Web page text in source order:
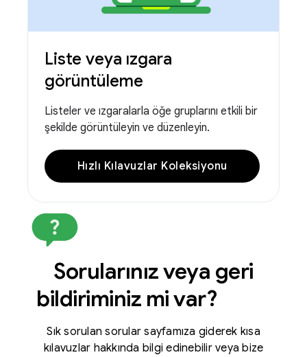
Liste veya ızgara
görüntüleme
Listeler ve ızgaralarla öğe gruplarını etkili bir
şekilde görüntüleyin ve düzenleyin.
Hızlı Kılavuzlar Koleksiyonu
Sorularınız veya geri
bildiriminiz mi var?
Sık sorulan sorular sayfamıza giderek kısa
kılavuzlar hakkında bilgi edinebilir veya bize